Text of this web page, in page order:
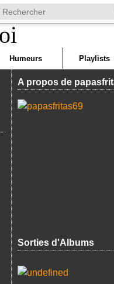
Humeurs Playlists
A propos de
Sorties d'Albums